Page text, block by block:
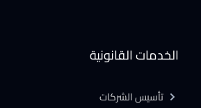
الخدمات القانونية
تأسيس الشركات